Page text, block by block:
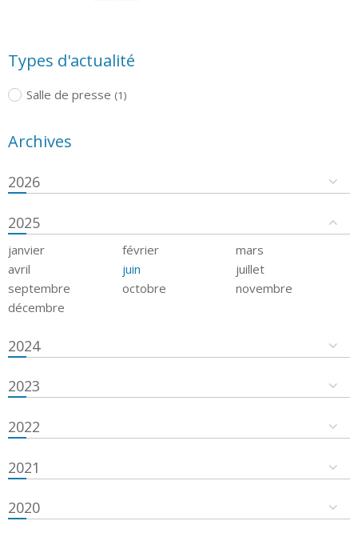
Types d'actualité
Salle de presse (1)
Archives
2026
2025
janvier février
mars
avril
juin
juillet
septembre
octobre
novembre
décembre
2024
2023
2022
2021
2020